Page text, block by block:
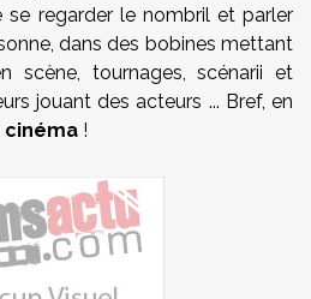
se regarder le nombril et parler
dans des bobines mettant
scène, tournages, scénarii et
jouant des acteurs ... Bref, en
cinéma !